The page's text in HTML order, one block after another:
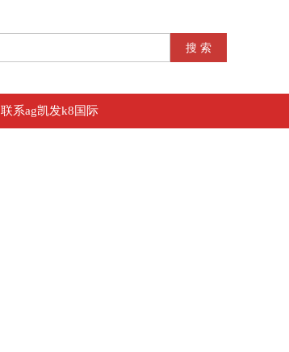
联系ag凯发k8国际